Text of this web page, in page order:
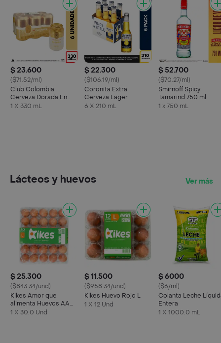
$ 23.600
($71.52/ml)
Club Colombia
Cerveza Dorada En
Lata 330 ML X6 Unds
1 X 330 mL
$ 22.300
($106.19/ml)
Coronita Extra
Cerveza Lager
6 X 210 mL
$ 52.700
($70.27/ml)
Smirnoff Spicy
Tamarind 750 ml
1 x 750 mL
Lácteos y huevos Ver más
$ 25.300
($843.34/und)
Kikes Amor que
alimenta Huevos AA
Rojos L
1 X 30.0 Und
$ 11.500
($958.34/und)
Kikes Huevo Rojo L
1 X 12 Und
$ 6000
($6/ml)
Colanta Leche
Entera
1 X 1000.0 mL